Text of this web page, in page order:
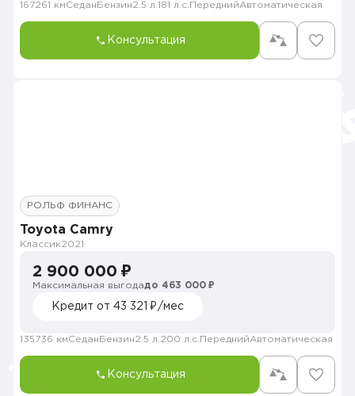
167261 кмСедан Бензин2.5 л. 181 л.с. ПереднийАвтоматическая
Консультация
РОЛЬФ ФИНАНС
Toyota Camry
Классик2021
2 900 000 ₽
Максимальная выгодадо 463 000 ₽
Кредит от 43 321 ₽/мес
135736 кмСедан Бензин2.5 л. 200 л.с. ПереднийАвтоматическая
Консультация